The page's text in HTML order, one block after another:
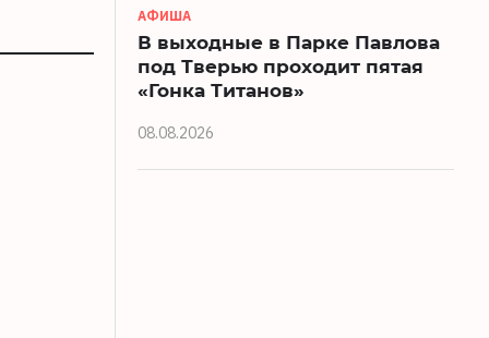
АФИША
В выходные в Парке Павлова
под Тверью проходит пятая
«Гонка Титанов»
08.08.2026